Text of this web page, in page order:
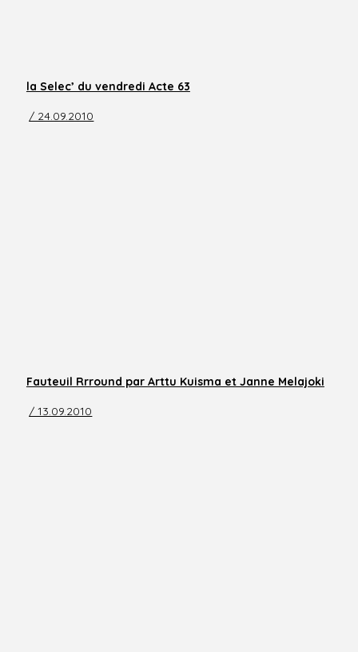
la Selec’ du vendredi Acte 63
/ 24.09.2010
Fauteuil Rrround par Arttu Kuisma et Janne Melajoki
/ 13.09.2010